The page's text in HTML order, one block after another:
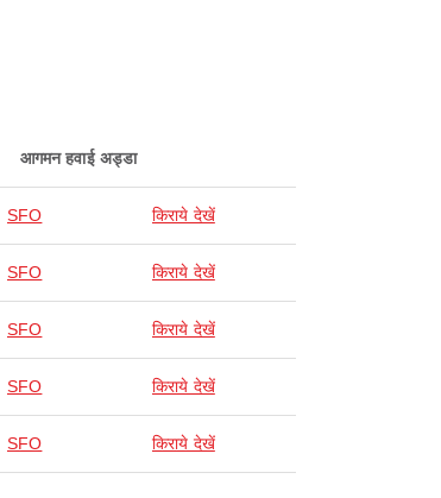
आगमन हवाई अड्डा
SFO किराये देखें
SFO किराये देखें
SFO किराये देखें
SFO किराये देखें
SFO किराये देखें